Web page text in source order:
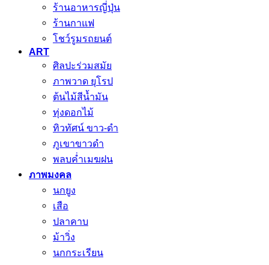
ร้านอาหารญี่ปุ่น
ร้านกาแฟ
โชว์รูมรถยนต์
ART
ศิลปะร่วมสมัย
ภาพวาด ยุโรป
ต้นไม้สีน้ำมัน
ทุ่งดอกไม้
ทิวทัศน์ ขาว-ดำ
ภูเขาขาวดำ
พลบค่ำเมฆฝน
ภาพมงคล
นกยูง
เสือ
ปลาคาบ
ม้าวิ่ง
นกกระเรียน